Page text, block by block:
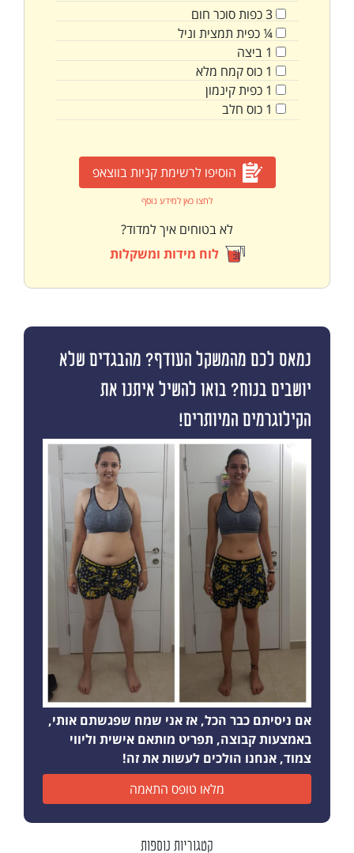
3כפותסוכר חום
¼כפית תמצית וניל
1 ביצה
1 כוסקמח מלא
1 כפיתקינמון
1 כוס חלב
הוסיפו לרשימת קניות בווצאפ
לחצו כאן למידע נוסף
לא בטוחים איך למדוד?
לוח מידות ומשקלות
נמאס לכם מהמשקל העודף? מהבגדים שלא
יושבים בנוח? בואו להשיל איתנו את
הקילוגרמים המיותרים!
אם ניסיתם כבר הכל, אז אני שמח שפגשתם אותי,
באמצעות קבוצה, תפריט מותאם אישית וליווי
צמוד, אנחנו הולכים לעשות את זה!
מלאו טופס התאמה
קטגוריות נוספות